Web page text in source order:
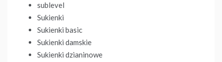
sublevel
Sukienki
Sukienki basic
Sukienki damskie
Sukienki dzianinowe